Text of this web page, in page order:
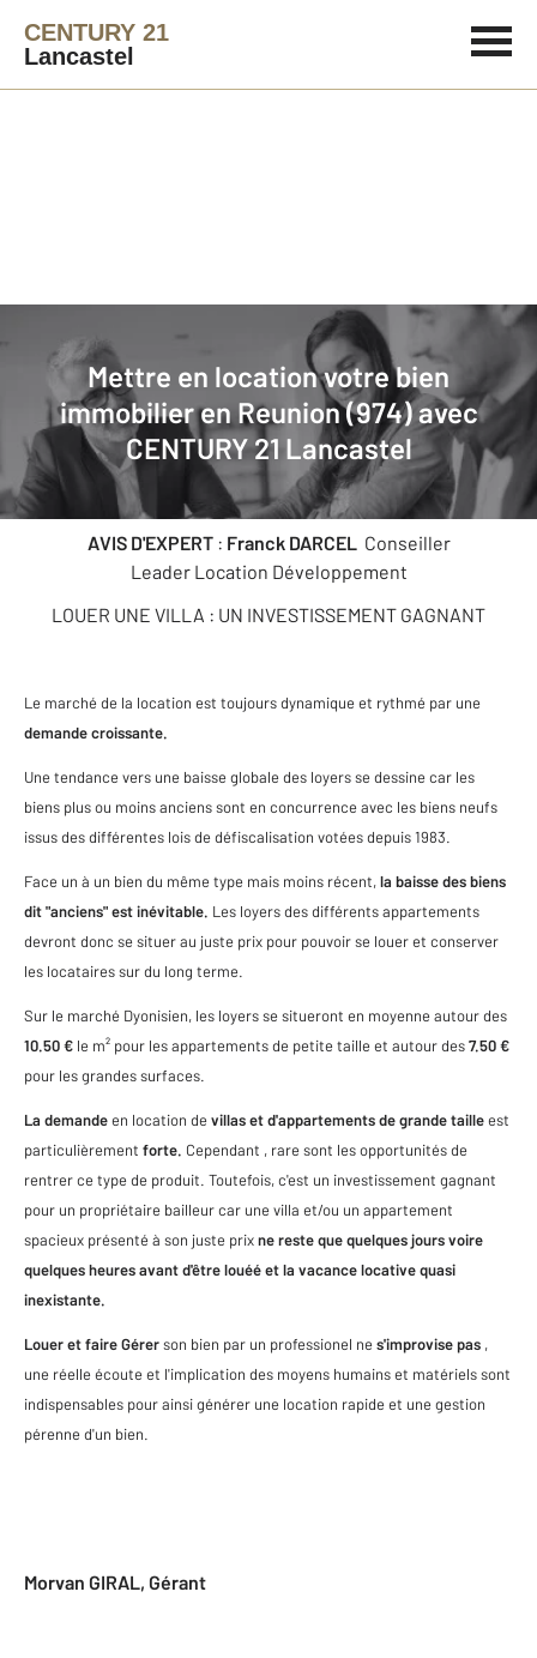
CENTURY 21
Lancastel
Mettre en location votre bien
immobilier en Reunion (974) avec
CENTURY 21 Lancastel
Agence immobilière
Pourquoi confier la
location de mon bien à
CENTURY 21
Lancastel
?
AVIS D'EXPERT: Franck DARCEL Conseiller
Leader Location Développement
LOUER UNE VILLA : UN INVESTISSEMENT GAGNANT
Le marché de la location est toujours dynamique et rythmé par une
demande croissante.
Une tendance vers une baisse globale des loyers se dessine car les
biens plus ou moins anciens sont en concurrence avec les biens neufs
issus des différentes lois de défiscalisation votées depuis 1983.
Face un à un bien du même type mais moins récent,la baisse des biens
dit "anciens" est inévitable. Les loyers des différents appartements
devront donc se situer au juste prix pour pouvoir se louer et conserver
les locataires sur du long terme.
Sur le marché Dyonisien, les loyers se situeront en moyenne autour des
10.50 € le m² pour les appartements de petite taille et autour des7.50 €
pour les grandes surfaces.
La demandeen location devillas et d'appartements de grande tailleest
particulièrement forte. Cependant , rare sont les opportunités de
rentrer ce type de produit. Toutefois, c'est un investissement gagnant
pour un propriétaire bailleur car une villa et/ou un appartement
spacieux présenté à son juste prixne reste que quelques jours voire
quelques heures avant d'être louéé et la vacance locative quasi
inexistante.
Louer et faire Gérerson bien par un professionel nes'improvise pas ,
une réelle écoute et l'implication des moyens humains et matériels sont
indispensables pour ainsi générer une location rapide et une gestion
pérenne d'un bien.
Morvan GIRAL, Gérant